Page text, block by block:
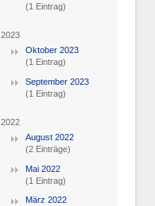
(1 Eintrag)
2023
Oktober 2023
(1 Eintrag)
September 2023
(1 Eintrag)
2022
August 2022
(2 Einträge)
Mai 2022
(1 Eintrag)
März 2022